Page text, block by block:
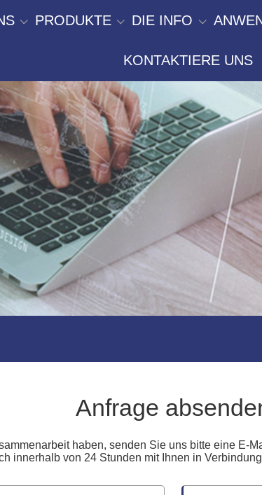
PRODUKTE DIE INFO
KONTAKTIERE UNS
Anfrage
haben, senden Sie uns bitte eine E-
innerhalb von 24 Stunden mit Ihnen in